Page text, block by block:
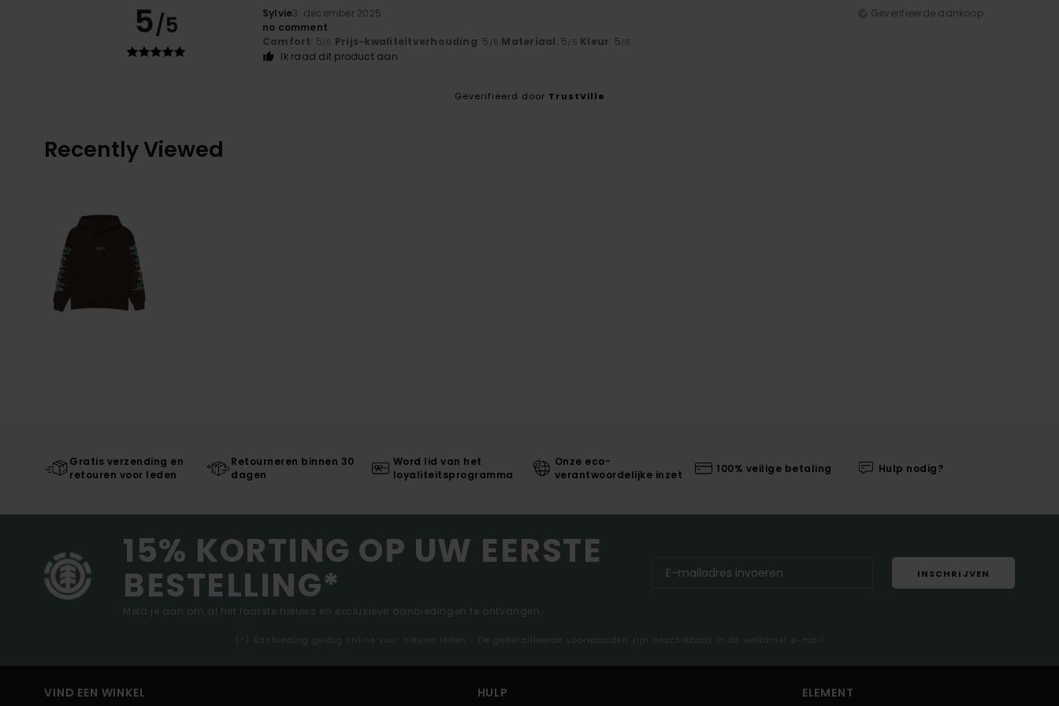
5/5 Sylvie3. december 2025
Geverifieerde aankoop
no comment
Comfort: 5/5 Prijs-kwaliteitverhouding: 5 /5 Materiaal: 5/5 Kleur: 5/5
Ik raad dit product aan
Geverifieerd door TrustVille
Recently Viewed
Gratis verzending en
retouren voor leden
Retourneren binnen 30
dagen
Word lid van het
loyaliteitsprogramma
Onze eco-
verantwoordelijke inzet
100% veilige betaling Hulp nodig?
15% KORTING OP UW EERSTE
BESTELLING*
Meld je aan om al het laatste nieuws en exclusieve aanbiedingen te ontvangen.
INSCHRIJVEN
(*) Aanbieding geldig online voor nieuwe leden - De gedetailleerde voorwaarden zijn beschikbaar in de welkomst e-mail
VIND EEN WINKEL HULP ELEMENT